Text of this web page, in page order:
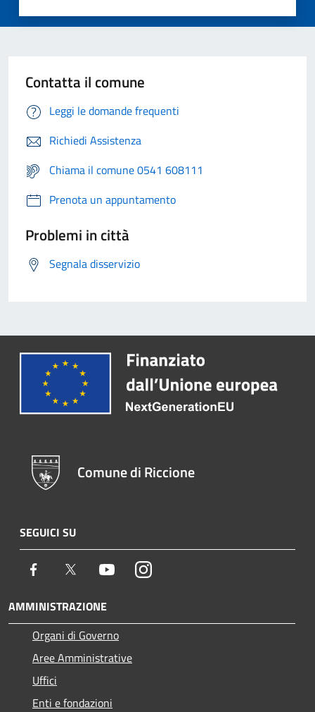
Contatta il comune
Leggi le domande frequenti
Richiedi Assistenza
Chiama il comune 0541 608111
Prenota un appuntamento
Problemi in città
Segnala disservizio
Comune di Riccione
SEGUICI SU
Facebook Twitter YoutubeInstagram
AMMINISTRAZIONE
Organi di Governo
Aree Amministrative
Uffici
Enti e fondazioni